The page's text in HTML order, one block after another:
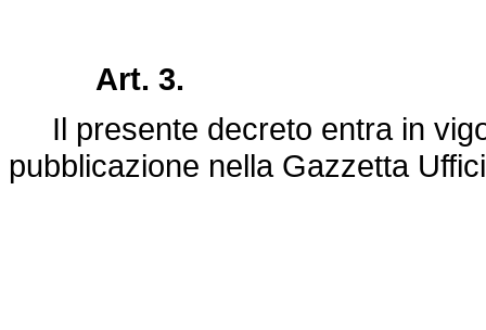
Art. 3.
Il presente decreto entra in
pubblicazione nella Gazzetta